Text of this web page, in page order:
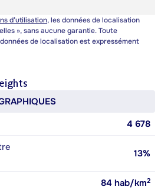
d’utilisation, les données de localisation
», sans aucune garantie. Toute
de localisation est expressément
4 678
13%
84 hab/km2